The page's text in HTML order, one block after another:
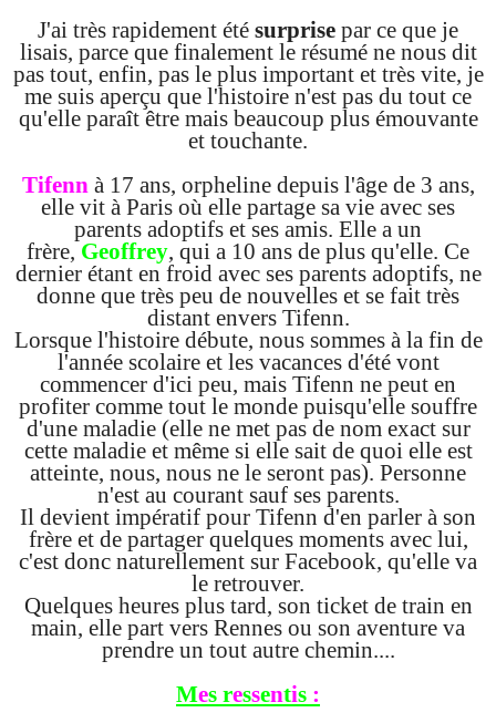
J'ai très rapidement été surprise par ce que je
lisais, parce que finalement le résumé ne nous dit
pas tout, enfin, pas le plus important et très vite, je
me suis aperçu que l'histoire n'est pas du tout ce
qu'elle paraît être mais beaucoup plus émouvante
et touchante.
Tifenn à 17 ans, orpheline depuis l'âge de 3 ans,
elle vit à Paris où elle partage sa vie avec ses
parents adoptifs et ses amis. Elle a un
frère, Geoffrey, qui a 10 ans de plus qu'elle. Ce
dernier étant en froid avec ses parents adoptifs, ne
donne que très peu de nouvelles et se fait très
distant envers Tifenn.
Lorsque l'histoire débute, nous sommes à la fin de
l'année scolaire et les vacances d'été vont
commencer d'ici peu, mais Tifenn ne peut en
profiter comme tout le monde puisqu'elle souffre
d'une maladie (elle ne met pas de nom exact sur
cette maladie et même si elle sait de quoi elle est
atteinte, nous, nous ne le seront pas). Personne
n'est au courant sauf ses parents.
Il devient impératif pour Tifenn d'en parler à son
frère et de partager quelques moments avec lui,
c'est donc naturellement sur Facebook, qu'elle va
le retrouver.
Quelques heures plus tard, son ticket de train en
main, elle part vers Rennes ou son aventure va
prendre un tout autre chemin....
Mes ressentis :